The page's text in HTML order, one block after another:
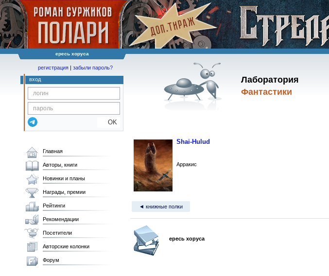
ересь хоруса
Лаборатория
Фантастики
регистрация | забыли пароль?
вход
OK
Shai-Hulud
Арракис
◄ книжные полки
ересь хоруса
Главная
Авторы, книги
Новинки и планы
Награды, премии
Рейтинги
Рекомендации
Посетители
Авторские колонки
Форум